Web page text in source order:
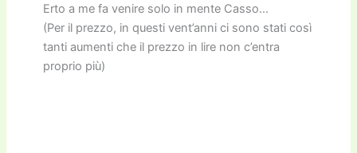
Erto a me fa venire solo in mente Casso…
(Per il prezzo, in questi vent’anni ci sono stati così
tanti aumenti che il prezzo in lire non c’entra
proprio più)